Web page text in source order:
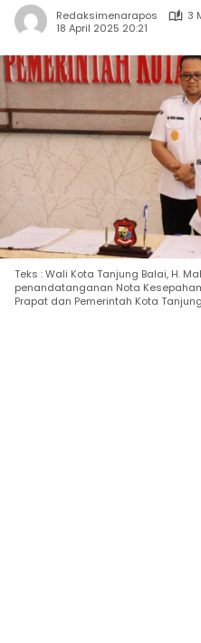
Redaksimenarapos
3
18 April 2025 20:21
Teks : Wali Kota Tanjung Balai, H.
penandatanganan Nota
Prapat dan Pemerintah Kota